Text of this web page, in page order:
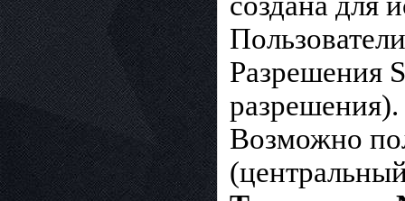
Разрешения
разрешения).
Возможно